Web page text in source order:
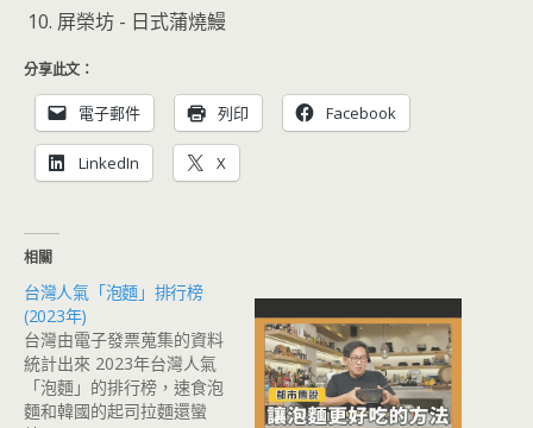
屏榮坊 - 日式蒲燒鰻
分享此文：
電子郵件 列印 Facebook
LinkedIn X
相關
台灣人氣「泡麵」排行榜
(2023年)
台灣由電子發票蒐集的資料
統計出來 2023年台灣人氣
「泡麵」的排行榜，速食泡
麵和韓國的起司拉麵還蠻